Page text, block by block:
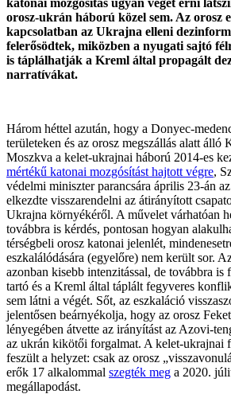
orosz-ukrán háború közel sem. Az orosz
kapcsolatban az Ukrajna elleni
felerősödtek, miközben a nyugati sajtó
is táplálhatják a Kreml által propagált
narratívákat.
Három héttel azután, hogy a Donyec-
területeken és az orosz megszállás alatt álló
Moszkva a kelet-ukrajnai háború 2014-es
mértékű katonai mozgósítást hajtott végre,
védelmi miniszter parancsára április 23-án
elkezdte visszarendelni az átirányított
Ukrajna környékéről. A művelet várhatóan
továbbra is kérdés, pontosan hogyan
térségbeli orosz katonai jelenlét,
eszkalálódására (egyelőre) nem került sor.
azonban kisebb intenzitással, de továbbra is
tartó és a Kreml által táplált fegyveres
sem látni a végét. Sőt, az eszkaláció
jelentősen beárnyékolja, hogy az orosz
lényegében átvette az irányítást az Azovi-
az ukrán kikötői forgalmat. A kelet-ukrajnai
feszült a helyzet: csak az orosz
erők 17 alkalommal szegték meg a 2020.
megállapodást.